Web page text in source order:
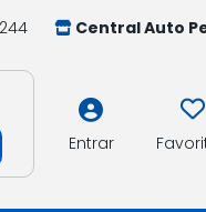
Central Auto
Entrar